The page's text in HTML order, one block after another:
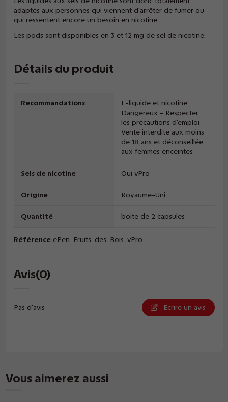
adaptés aux personnes qui viennent d'arrêter de fumer ou
qui ressentent encore un besoin en nicotine.
Les pods sont disponibles en 3 et 12 mg de sel de nicotine.
Détails du produit
Recommandations
E-liquide et nicotine :
Dangereux - Respecter
les précautions d'emploi -
Vente interdite aux moins
de 18 ans et déconseillée
aux femmes enceintes
Sels de nicotine Oui vPro
Origine Royaume-Uni
Quantité boite de 2 capsules
Référence ePen-Fruits-des-Bois-vPro
Avis(0)
Pas d'avis Ecrire un avis
Vous aimerez aussi